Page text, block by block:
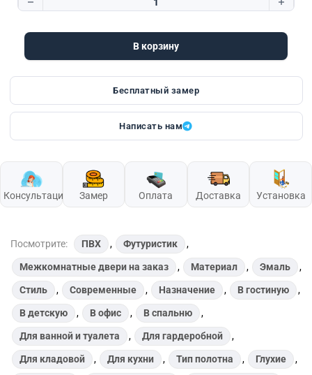
Количество товара Futuristic 3.3
В корзину
Бесплатный замер
Написать нам
Консультация Замер Оплата Доставка Установка
Посмотрите: ПВХ , Футуристик ,
Межкомнатные двери на заказ , Материал , Эмаль ,
Стиль , Современные , Назначение , В гостиную ,
В детскую , В офис , В спальню ,
Для ванной и туалета , Для гардеробной ,
Для кладовой , Для кухни , Тип полотна , Глухие ,